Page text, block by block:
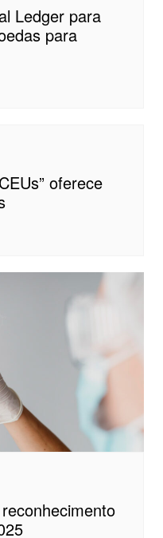
Ledger para
para
oferece